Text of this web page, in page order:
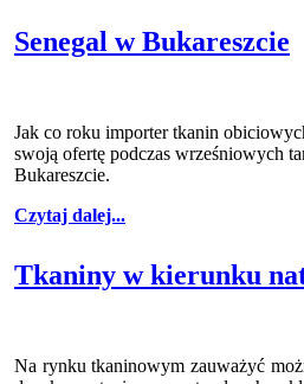
Senegal w Bukareszcie
Jak co roku importer tkanin
swoją ofertę podczas wrześniowych
Bukareszcie.
Czytaj dalej...
Tkaniny w kierunku
Na rynku tkaninowym zauważyć